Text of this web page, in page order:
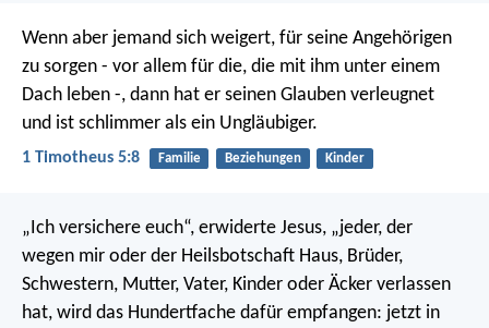
Wenn aber jemand sich weigert, für seine Angehörigen
zu sorgen - vor allem für die, die mit ihm unter einem
Dach leben -, dann hat er seinen Glauben verleugnet
und ist schlimmer als ein Ungläubiger.
1 Timotheus 5:8 Familie Beziehungen Kinder
„Ich versichere euch“, erwiderte Jesus, „jeder, der
wegen mir oder der Heilsbotschaft Haus, Brüder,
Schwestern, Mutter, Vater, Kinder oder Äcker verlassen
hat, wird das Hundertfache dafür empfangen: jetzt in